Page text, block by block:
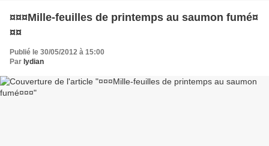
¤¤¤Mille-feuilles de printemps au saumon fumé¤
¤¤
Publié le 30/05/2012 à 15:00
Par lydian